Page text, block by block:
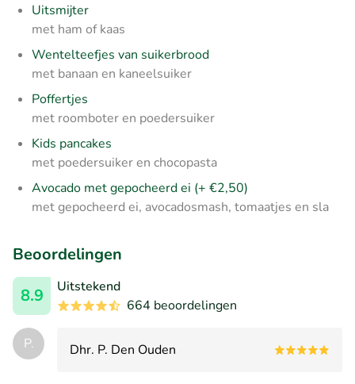
Uitsmijter
met ham of kaas
Wentelteefjes van suikerbrood
met banaan en kaneelsuiker
Poffertjes
met roomboter en poedersuiker
Kids pancakes
met poedersuiker en chocopasta
Avocado met gepocheerd ei (+ €2,50)
met gepocheerd ei, avocadosmash, tomaatjes en sla
Beoordelingen
8.9
Uitstekend
664 beoordelingen
P. Dhr. P. Den Ouden